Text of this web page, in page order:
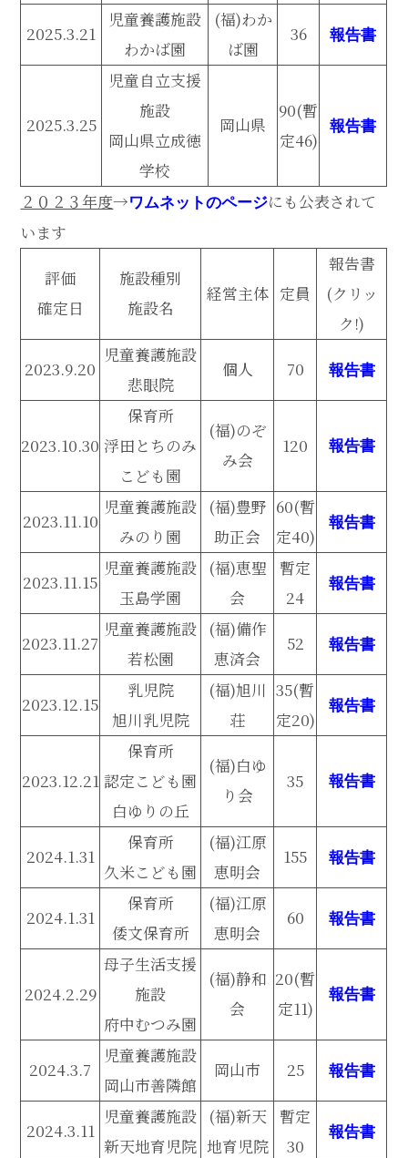
2025.3.21
児童養護施設
わかば園
(福)わか
ば園
36 報告書
2025.3.25
児童自立支援
施設
岡山県立成徳
学校
岡山県
90(暫
定46)
報告書
２０２３年度→ワムネットのページにも公表されて
います
評価
確定日
施設種別
施設名
経営主体 定員
報告書
(クリッ
ク!)
2023.9.20
児童養護施設
悲眼院
個人 70 報告書
2023.10.30
保育所
浮田とちのみ
こども園
(福)のぞ
み会
120 報告書
2023.11.10
児童養護施設
みのり園
(福)豊野
助正会
60(暫
定40)
報告書
2023.11.15
児童養護施設
玉島学園
(福)恵聖
会
暫定
24
報告書
2023.11.27
児童養護施設
若松園
(福)備作
恵済会
52 報告書
2023.12.15
乳児院
旭川乳児院
(福)旭川
荘
35(暫
定20)
報告書
2023.12.21
保育所
認定こども園
白ゆりの丘
(福)白ゆ
り会
35 報告書
2024.1.31
保育所
久米こども園
(福)江原
恵明会
155 報告書
2024.1.31
保育所
倭文保育所
(福)江原
恵明会
60 報告書
2024.2.29
母子生活支援
施設
府中むつみ園
(福)静和
会
20(暫
定11)
報告書
2024.3.7
児童養護施設
岡山市善隣館
岡山市 25 報告書
2024.3.11
児童養護施設
新天地育児院
(福)新天
地育児院
暫定
30
報告書